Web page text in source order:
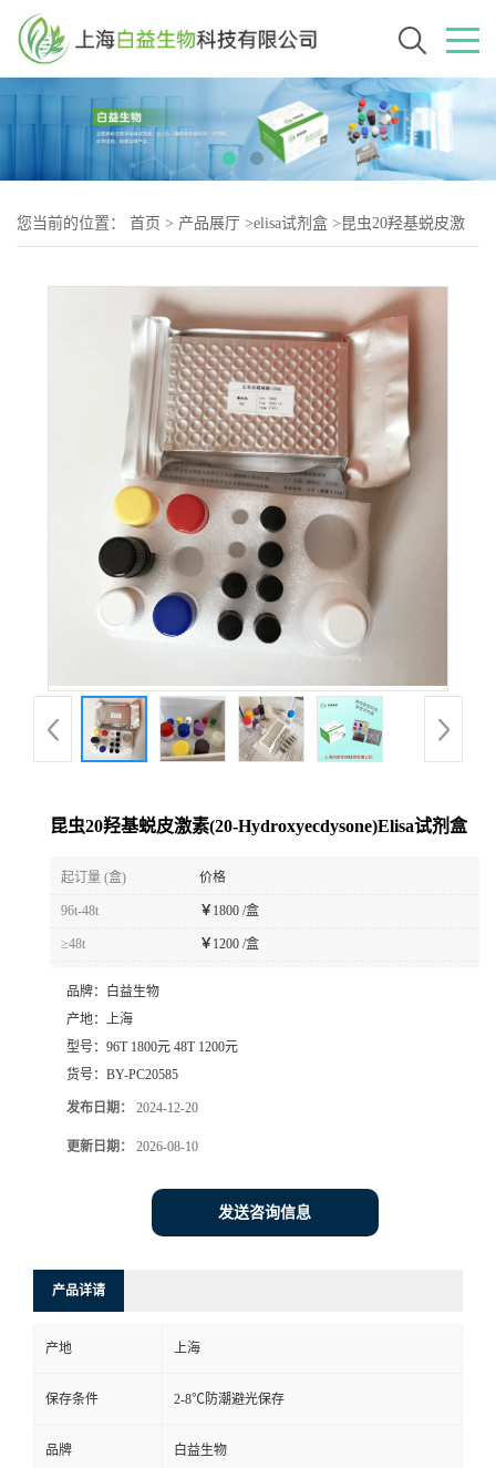
您当前的位置： 首页 > 产品展厅 >elisa试剂盒 > 昆虫20羟基蜕皮激
昆虫20羟基蜕皮激素(20-Hydroxyecdysone)Elisa试剂盒
起订量 (盒) 价格
96t-48t ￥ 1800 /盒
≥48t ￥ 1200 /盒
品牌：
白益生物
产地： 上海
型号： 96T 1800元 48T 1200元
货号： BY-PC20585
发布日期： 2024-12-20
更新日期： 2026-08-10
发送咨询信息
产品详请
产地 上海
保存条件 2-8℃防潮避光保存
品牌 白益生物